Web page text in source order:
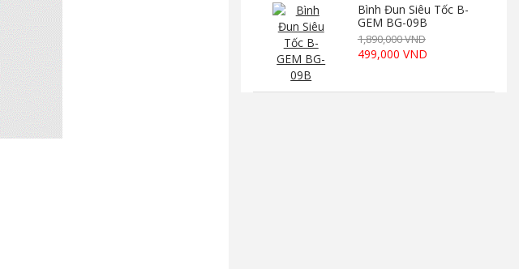
Bình Đun Siêu Tốc B-
GEM BG-09B
1,890,000 VND
499,000 VND